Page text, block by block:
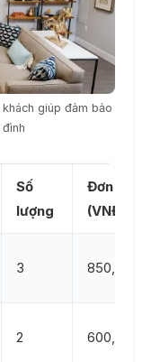
giúp đảm bảo
Số
lượng
Đơn giá
(VNĐ)
3 850,000
2 600,000